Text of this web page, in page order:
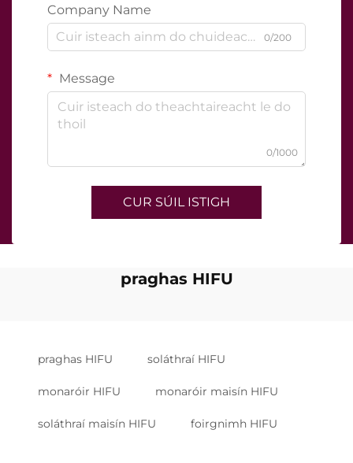
Company Name
0/200
Message
0/1000
CUR SÚIL ISTIGH
praghas HIFU
praghas HIFU soláthraí HIFU
monaróir HIFU monaróir maisín HIFU
soláthraí maisín HIFU foirgnimh HIFU